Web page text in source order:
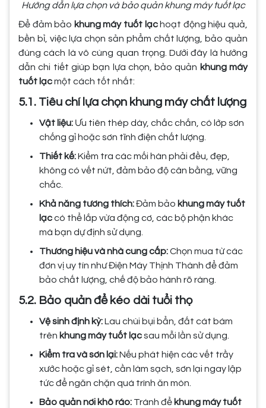
Hướng dẫn lựa chọn và bảo quản khung máy tuốt lạc
Để đảm bảo khung máy tuốt lạchoạt động hiệu quả,
bền bỉ, việc lựa chọn sản phẩm chất lượng, bảo quản
đúng cách là vô cùng quan trọng. Dưới đây là hướng
dẫn chi tiết giúp bạn lựa chọn, bảo quản khung máy
tuốt lạcmột cách tốt nhất:
5.1. Tiêu chí lựa chọn khung máy chất lượng
Vật liệu: Ưu tiên thép dày, chắc chắn, có lớp sơn
chống gỉ hoặc sơn tĩnh điện chất lượng.
Thiết kế:Kiểm tra các mối hàn phải đều, đẹp,
không có vết nứt, đảm bảo độ cân bằng, vững
chắc.
Khả năng tương thích:Đảm bảo khung máy tuốt
lạccó thể lắp vừa động cơ, các bộ phận khác
mà bạn dự định sử dụng.
Thương hiệu và nhà cung cấp:Chọn mua từ các
đơn vị uy tín như Điện Máy Thịnh Thành để đảm
bảo chất lượng, chế độ bảo hành rõ ràng.
5.2. Bảo quản để kéo dài tuổi thọ
Vệ sinh định kỳ:Lau chùi bụi bẩn, đất cát bám
trên khung máy tuốt lạcsau mỗi lần sử dụng.
Kiểm tra và sơn lại:Nếu phát hiện các vết trầy
xước hoặc gỉ sét, cần làm sạch, sơn lại ngay lập
tức để ngăn chặn quá trình ăn mòn.
Bảo quản nơi khô ráo: Tránh để khung máy tuốt